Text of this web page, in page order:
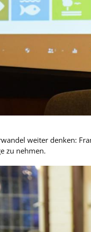
weiter denken:
zu nehmen.